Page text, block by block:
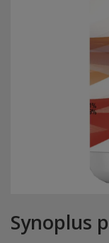
Synoplus